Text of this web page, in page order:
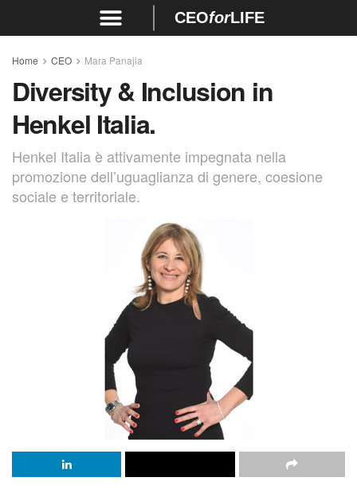
CEOforLIFE
Home CEO Mara Panajia
Diversity & Inclusion in
Henkel Italia.
Henkel Italia è attivamente impegnata nella
promozione dell’uguaglianza di genere, coesione
sociale e territoriale.